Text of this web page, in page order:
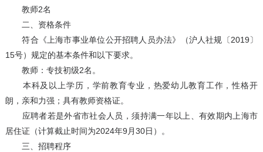
教师2名
二、资格条件
符合《上海市事业单位公开招聘人员办法》（沪人社规〔2019〕
15号）规定的基本条件和以下要求。
教师：专技初级2名。
本科及以上学历，学前教育专业，热爱幼儿教育工作，性格开
朗，亲和力强；具有教师资格证。
应聘者若是外省市社会人员，须持满一年以上、有效期内上海市
居住证（计算截止时间为2024年9月30日）。
三、招聘程序